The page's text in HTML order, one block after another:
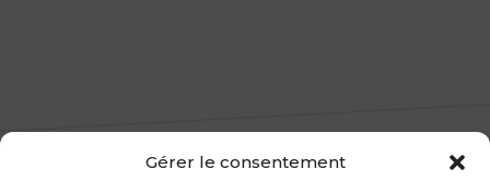
Gérer le consentement